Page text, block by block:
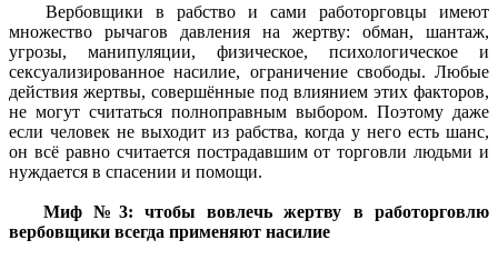
Вербовщики в рабство и сами работорговцы имеют
множество рычагов давления на жертву: обман, шантаж,
угрозы, манипуляции, физическое, психологическое и
сексуализированное насилие, ограничение свободы. Любые
действия жертвы, совершённые под влиянием этих факторов,
не могут считаться полноправным выбором. Поэтому даже
если человек не выходит из рабства, когда у него есть шанс,
он всё равно считается пострадавшим от торговли людьми и
нуждается в спасении и помощи.
Миф №3: чтобы вовлечь жертву в работорговлю
вербовщики всегда применяют насилие